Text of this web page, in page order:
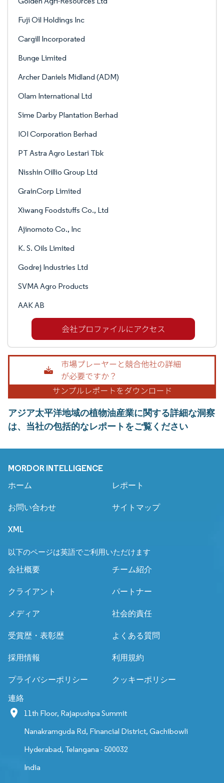
Fuji Oil Holdings Inc
Cargill Incorporated
Bunge Limited
Archer Daniels Midland (ADM)
Olam International Ltd
Sime Darby Plantation Berhad
IOI Corporation Berhad
PT Astra Agro Lestari Tbk
Nisshin Oillio Group Ltd
GrainCorp Limited
Xiwang Foodstuffs Co., Ltd
Ajinomoto Co., Inc
K. S. Oils Limited
Godrej Industries Ltd
SVMA Agro Products
AAK AB
アジア太平洋地域の植物油産業に関する詳細な洞察
は、当社の包括的なレポートをご覧ください
MORDOR INTELLIGENCE
ホーム レポート
お問い合わせ サイトマップ
XML
以下のページは英語でご利用いただけます
会社概要 チーム紹介
クライアント パートナー
メディア 社会的責任
受賞歴・表彰歴 よくある質問
採用情報 利用規約
プライバシーポリシー クッキーポリシー
連絡
11th Floor, Rajapushpa Summit
Nanakramguda Rd, Financial District, Gachibowli
Hyderabad, Telangana - 500032
India